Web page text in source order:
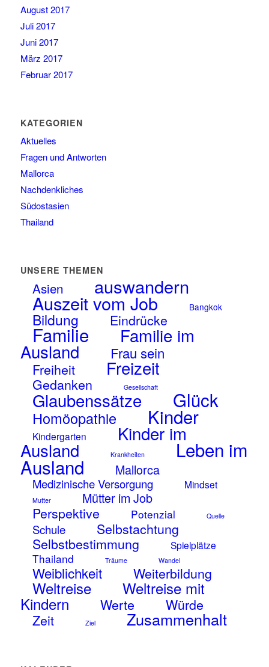
August 2017
Juli 2017
Juni 2017
März 2017
Februar 2017
KATEGORIEN
Aktuelles
Fragen und Antworten
Mallorca
Nachdenkliches
Südostasien
Thailand
UNSERE THEMEN
Asien auswandern
Auszeit vom Job Bangkok
Bildung Eindrücke
Familie Familie im
Ausland Frau sein
Freiheit Freizeit
Gedanken Gesellschaft
Glaubenssätze Glück
Homöopathie Kinder
Kindergarten Kinder im
Ausland Krankheiten Leben im
Ausland Mallorca
Medizinische Versorgung Mindset
Mutter Mütter im Job
Perspektive Potenzial Quelle
Schule
Selbstachtung
Selbstbestimmung
Spielplätze
Thailand Träume Wandel
Weiblichkeit Weiterbildung
Weltreise Weltreise mit
Kindern Werte
Würde
Zeit
Ziel Zusammenhalt